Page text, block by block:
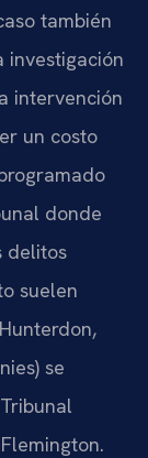
también
investigación
intervención
un costo
donde
delitos
suelen
se